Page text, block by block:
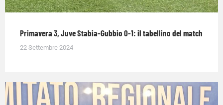
Primavera 3, Juve Stabia-Gubbio 0-1: il tabellino del match
22 Settembre 2024